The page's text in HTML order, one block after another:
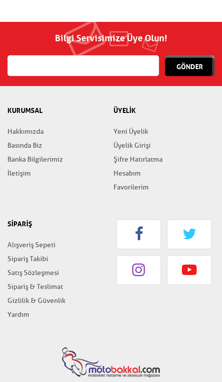
Bilgi Servisimize Üye Olun!
GÖNDER
KURUMSAL
Hakkımızda
Basında Biz
Banka Bilgilerimiz
İletişim
ÜYELİK
Yeni Üyelik
Üyelik Girişi
Şifre Hatırlatma
Hesabım
Favorilerim
SİPARİŞ
Alışveriş Sepeti
Sipariş Takibi
Satış Sözleşmesi
Sipariş & Teslimat
Gizlilik & Güvenlik
Yardım